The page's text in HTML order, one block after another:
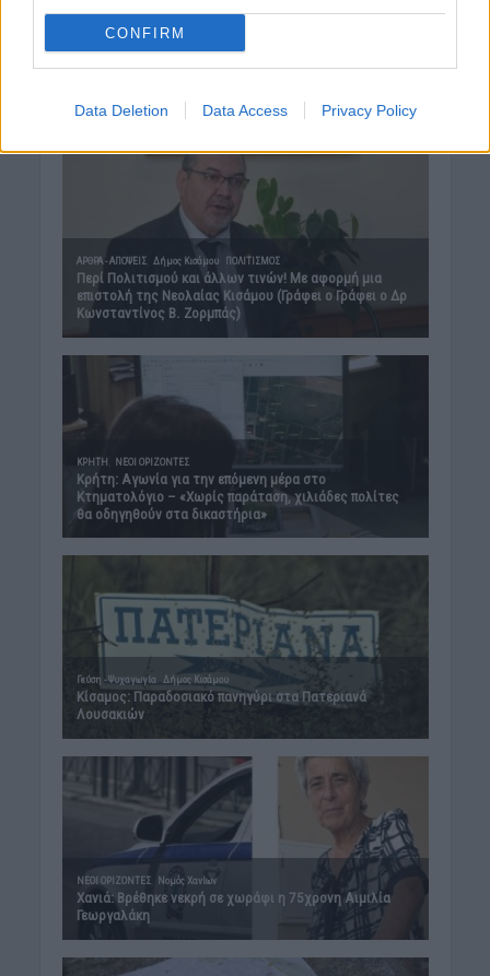
CONFIRM
Data Deletion Data Access Privacy Policy